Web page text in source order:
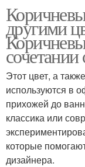
другими
Этот цвет, а
используются в
прихожей до
классика или
которые
дизайнера.